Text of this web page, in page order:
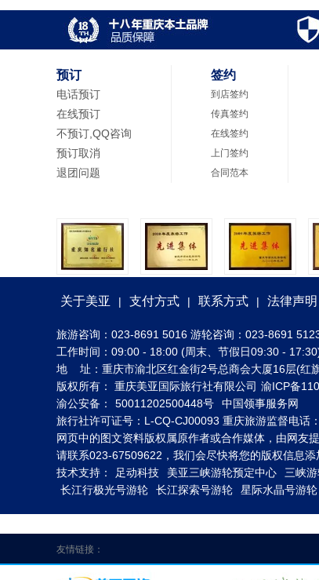
预订
电话预订
在线预订
不预订,QQ咨询
预订取消
退团问题
签约
到店签约
传真签约
在线签约
上门签约
合同范本
关于美亚 | 支付方式 | 联系方式 | 法律声明
旅游咨询：023-8691 5016 游轮咨询：023-8691
工作时间：09:00 - 18:00 (周末、节假日09:30 -
地 址：重庆市渝北区红金街2号总商会大厦16层(红
版权所有： 重庆美亚国际旅行社有限公司 渝ICP备
渝公安备：
50011202500448号
中国领事服务网
旅行社许可证号：L-CQ-CJ00093 重庆旅游监督电话
网页中的图文资料版权属原作者或合作媒体，由网友
请联系023-67509622，我们会尽快将您的版权信息
技术支持：
足动科技 美亚三峡游轮预定中心 三峡
长江行极光号游轮
长江探索号游轮 星际水晶号游轮
友情链接：